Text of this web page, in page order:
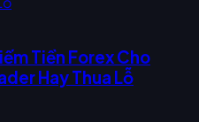
Tiền Forex Cho
Hay Thua Lỗ